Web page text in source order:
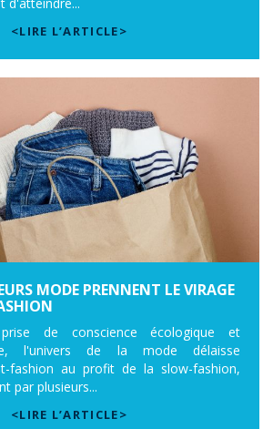
<LIRE L’ARTICLE>
MODE PRENNENT LE VIRAGE
de conscience écologique et
l'univers de la mode délaisse
fashion au profit de la slow-fashion,
par plusieurs...
<LIRE L’ARTICLE>